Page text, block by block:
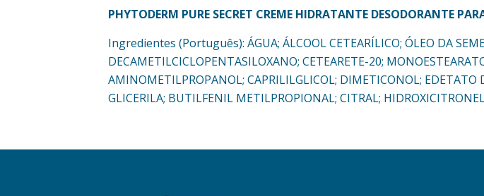
PHYTODERM PURE SECRET CREME HIDRATANTE DESODORANTE
Ingredientes (Português): ÁGUA; ÁLCOOL CETEARÍLICO; ÓLEO DA
DECAMETILCICLOPENTASILOXANO; CETEARETE-20;
AMINOMETILPROPANOL; CAPRILILGLICOL; DIMETICONOL;
GLICERILA; BUTILFENIL METILPROPIONAL; CITRAL;